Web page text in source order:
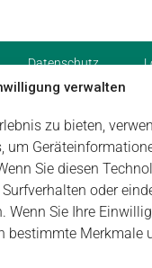
verwalten
zu bieten,
um
Sie diesen
oder
Wenn Sie Ihre
bestimmte Merkmale
Datenschutz
GmbH